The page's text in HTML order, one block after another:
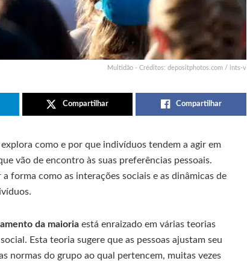
Multidão - Créditos: depositphotos.com / ints-v
Compartilhar Compartilhar
como e por que indivíduos tendem a agir em
vão de encontro às suas preferências pessoais.
forma como as interações sociais e as dinâmicas de
da maioria está enraizado em várias teorias
Esta teoria sugere que as pessoas ajustam seu
normas do grupo ao qual pertencem, muitas vezes